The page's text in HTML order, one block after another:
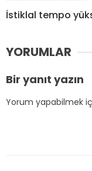
İstiklal tempo
YORUMLAR
Bir yanıt yazın
Yorum yapabilmek